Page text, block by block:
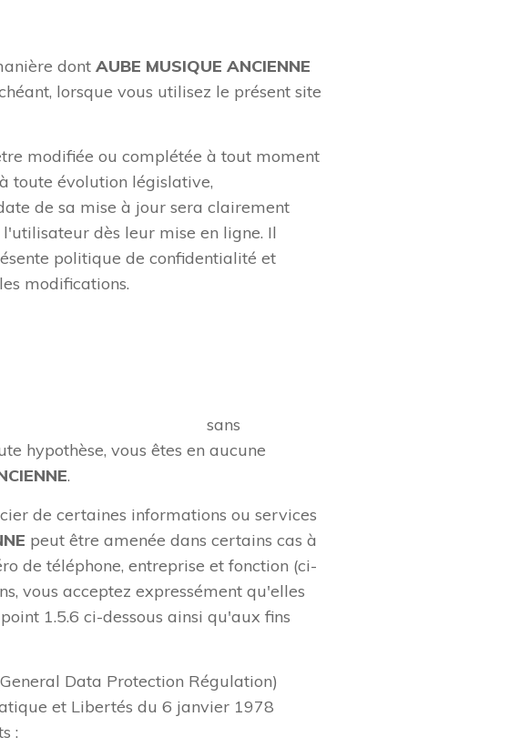
dont AUBE MUSIQUE ANCIENNE
lorsque vous utilisez le présent site
modifiée ou complétée à tout moment
toute évolution législative,
de sa mise à jour sera clairement
dès leur mise en ligne. Il
politique de confidentialité et
modifications.
sans
hypothèse, vous êtes en aucune
.
de certaines informations ou services
peut être amenée dans certains cas à
de téléphone, entreprise et fonction (ci-
vous acceptez expressément qu'elles
1.5.6 ci-dessous ainsi qu'aux fins
Data Protection Régulation)
et Libertés du 6 janvier 1978
: